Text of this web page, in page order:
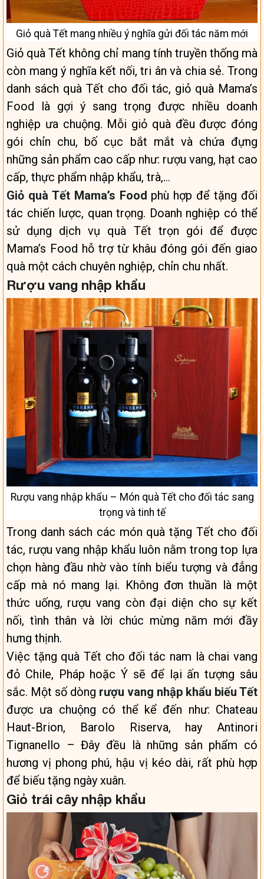
Giỏ quà Tết mang nhiều ý nghĩa gửi đối tác năm mới
Giỏ quà Tết không chỉ mang tính truyền thống mà
còn mang ý nghĩa kết nối, tri ân và chia sẻ. Trong
danh sách quà Tết cho đối tác, giỏ quà Mama’s
Food là gợi ý sang trọng được nhiều doanh
nghiệp ưa chuộng. Mỗi giỏ quà đều được đóng
gói chỉn chu, bố cục bắt mắt và chứa đựng
những sản phẩm cao cấp như: rượu vang, hạt cao
cấp, thực phẩm nhập khẩu, trà,…
Giỏ quà Tết Mama’s Food phù hợp để tặng đối
tác chiến lược, quan trọng. Doanh nghiệp có thể
sử dụng dịch vụ quà Tết trọn gói để được
Mama’s Food hỗ trợ từ khâu đóng gói đến giao
quà một cách chuyên nghiệp, chỉn chu nhất.
Rượu vang nhập khẩu
Rượu vang nhập khẩu – Món quà Tết cho đối tác sang
trọng và tinh tế
Trong danh sách các món quà tặng Tết cho đối
tác, rượu vang nhập khẩu luôn nằm trong top lựa
chọn hàng đầu nhờ vào tính biểu tượng và đẳng
cấp mà nó mang lại. Không đơn thuần là một
thức uống, rượu vang còn đại diện cho sự kết
nối, tình thân và lời chúc mừng năm mới đầy
hưng thịnh.
Việc tặng quà Tết cho đối tác nam là chai vang
đỏ Chile, Pháp hoặc Ý sẽ để lại ấn tượng sâu
sắc. Một số dòng rượu vang nhập khẩu biếu Tết
được ưa chuộng có thể kể đến như: Chateau
Haut-Brion, Barolo Riserva, hay Antinori
Tignanello – Đây đều là những sản phẩm có
hương vị phong phú, hậu vị kéo dài, rất phù hợp
để biếu tặng ngày xuân.
Giỏ trái cây nhập khẩu